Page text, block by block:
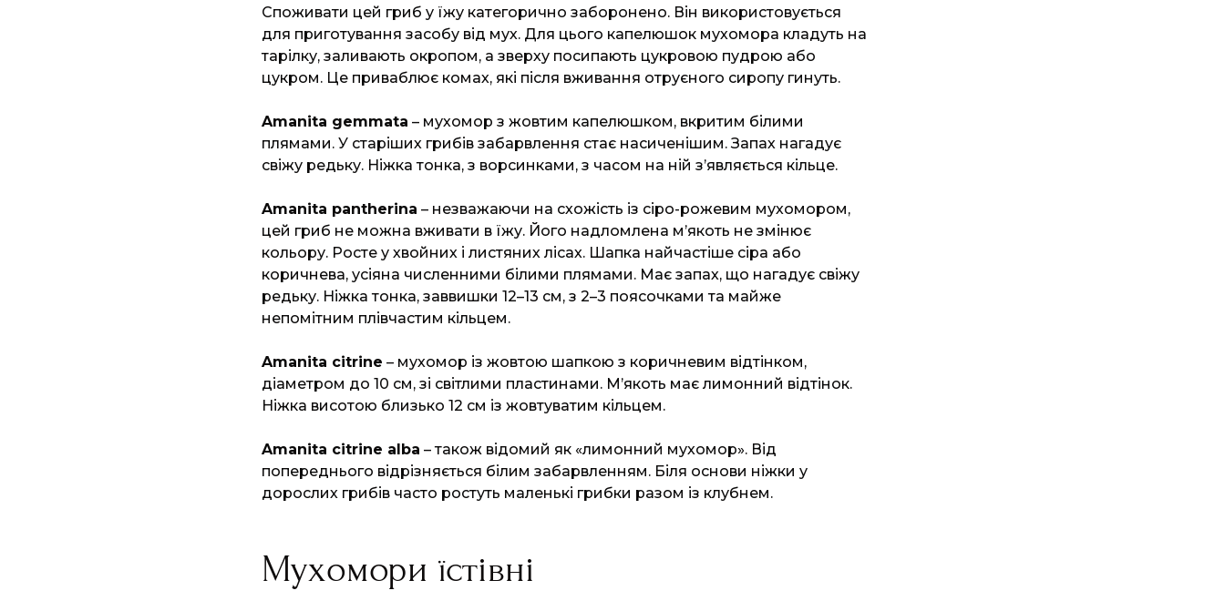
Споживати цей гриб у їжу категорично заборонено. Він використовується
для приготування засобу від мух. Для цього капелюшок мухомора кладуть на
тарілку, заливають окропом, а зверху посипають цукровою пудрою або
цукром. Це приваблює комах, які після вживання отруєного сиропу гинуть.
Amanita gemmata – мухомор з жовтим капелюшком, вкритим білими
плямами. У старіших грибів забарвлення стає насиченішим. Запах нагадує
свіжу редьку. Ніжка тонка, з ворсинками, з часом на ній з’являється кільце.
Amanita pantherina – незважаючи на схожість із сіро-рожевим мухомором,
цей гриб не можна вживати в їжу. Його надломлена м’якоть не змінює
кольору. Росте у хвойних і листяних лісах. Шапка найчастіше сіра або
коричнева, усіяна численними білими плямами. Має запах, що нагадує свіжу
редьку. Ніжка тонка, заввишки 12–13 см, з 2–3 поясочками та майже
непомітним плівчастим кільцем.
Amanita citrine – мухомор із жовтою шапкою з коричневим відтінком,
діаметром до 10 см, зі світлими пластинами. М’якоть має лимонний відтінок.
Ніжка висотою близько 12 см із жовтуватим кільцем.
Amanita citrine alba – також відомий як «лимонний мухомор». Від
попереднього відрізняється білим забарвленням. Біля основи ніжки у
дорослих грибів часто ростуть маленькі грибки разом із клубнем.
Мухомори їстівні